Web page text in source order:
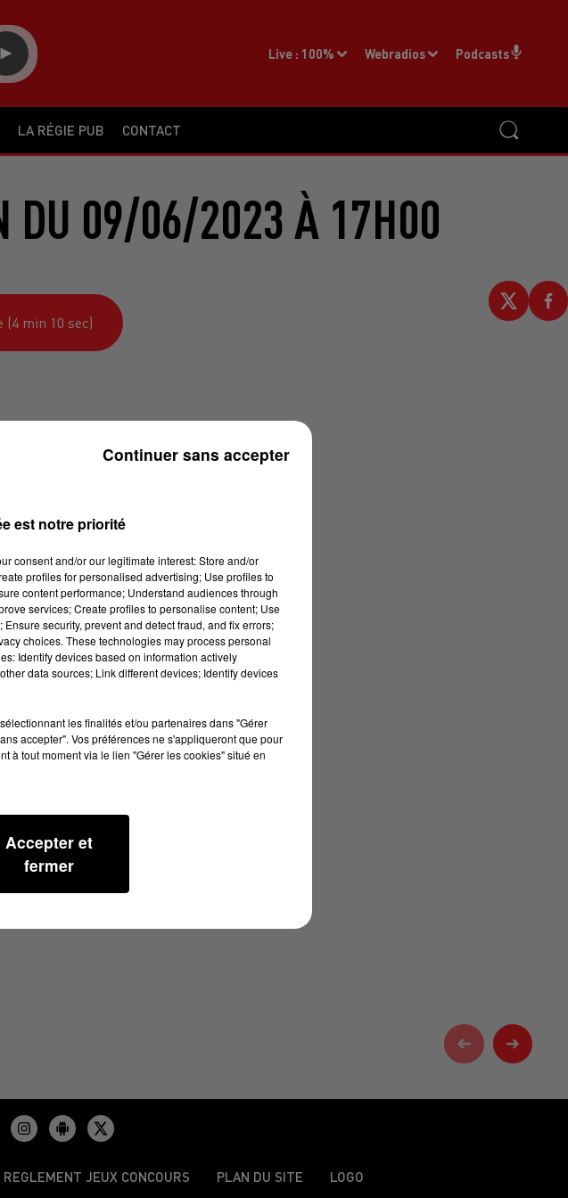
LA RÉGIE PUB CONTACT
Live : 100% Webradios Podcasts
DU 09/06/2023 À 17H00
(4 min 10 sec)
REGLEMENT JEUX CONCOURS PLAN DU SITE LOGO
est notre priorité
consent and/or our legitimate interest: Store and/or
profiles for personalised advertising; Use profiles to
content performance; Understand audiences through
services; Create profiles to personalise content; Use
security, prevent and detect fraud, and fix errors;
choices. These technologies may process personal
Identify devices based on information actively
data sources; Link different devices; Identify devices
les finalités et/ou partenaires dans "Gérer
accepter". Vos préférences ne s'appliqueront que pour
à tout moment via le lien "Gérer les cookies" situé en
Accepter et
fermer
Continuer sans accepter